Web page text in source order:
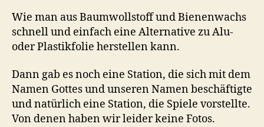
Wie man aus Baumwollstoff und Bienenwachs
schnell und einfach eine Alternative zu Alu-
oder Plastikfolie herstellen kann.
Dann gab es noch eine Station, die sich mit dem
Namen Gottes und unseren Namen beschäftigte
und natürlich eine Station, die Spiele vorstellte.
Von denen haben wir leider keine Fotos.